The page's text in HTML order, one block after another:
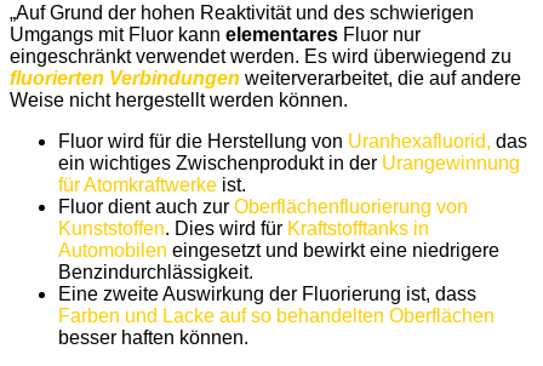
„Auf Grund der hohen Reaktivität und des schwierigen
Umgangs mit Fluor kann elementares Fluor nur
eingeschränkt verwendet werden. Es wird überwiegend zu
fluorierten Verbindungen weiterverarbeitet, die auf andere
Weise nicht hergestellt werden können.
Fluor wird für die Herstellung von Uranhexafluorid, das
ein wichtiges Zwischenprodukt in der Urangewinnung
für Atomkraftwerke ist.
Fluor dient auch zur Oberflächenfluorierung von
Kunststoffen. Dies wird für Kraftstofftanks in
Automobilen eingesetzt und bewirkt eine niedrigere
Benzindurchlässigkeit.
Eine zweite Auswirkung der Fluorierung ist, dass
Farben und Lacke auf so behandelten Oberflächen
besser haften können.